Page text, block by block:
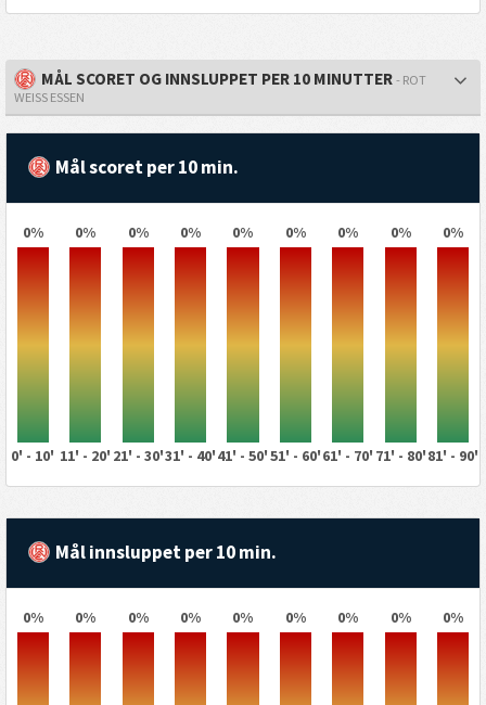
MÅL SCORET OG INNSLUPPET PER 10 MINUTTER - ROT
WEISS ESSEN
Mål scoret per 10 min.
0% 0% 0% 0% 0% 0% 0% 0% 0%
0' - 10' 11' - 20' 21' - 30'31' - 40'41' - 50'51' - 60'61' - 70' 71' - 80'81' - 90'
Mål innsluppet per 10 min.
0% 0% 0% 0% 0% 0% 0% 0% 0%